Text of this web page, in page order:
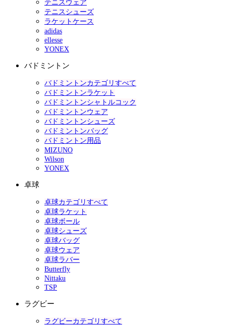
テニスウェア
テニスシューズ
ラケットケース
adidas
ellesse
YONEX
バドミントン
バドミントンカテゴリすべて
バドミントンラケット
バドミントンシャトルコック
バドミントンウェア
バドミントンシューズ
バドミントンバッグ
バドミントン用品
MIZUNO
Wilson
YONEX
卓球
卓球カテゴリすべて
卓球ラケット
卓球ボール
卓球シューズ
卓球バッグ
卓球ウェア
卓球ラバー
Butterfly
Nittaku
TSP
ラグビー
ラグビーカテゴリすべて